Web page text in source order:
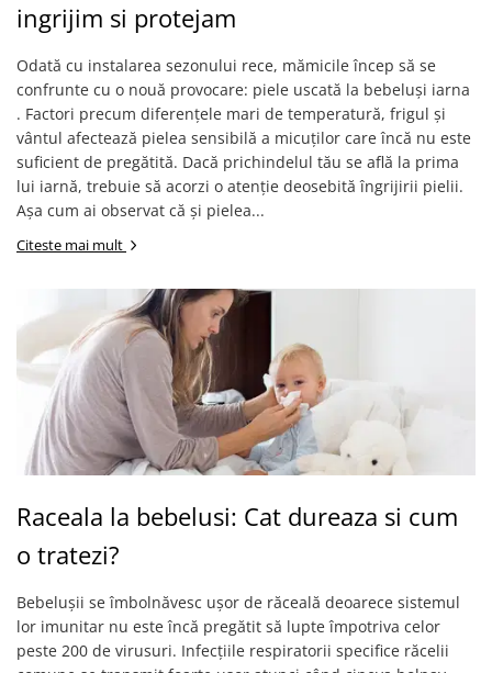
ingrijim si protejam
Odată cu instalarea sezonului rece, mămicile încep să se
confrunte cu o nouă provocare: piele uscată la bebeluși iarna
. Factori precum diferențele mari de temperatură, frigul și
vântul afectează pielea sensibilă a micuților care încă nu este
suficient de pregătită. Dacă prichindelul tău se află la prima
lui iarnă, trebuie să acorzi o atenție deosebită îngrijirii pielii.
Așa cum ai observat că și pielea...
Citeste mai mult
Raceala la bebelusi: Cat dureaza si cum
o tratezi?
Bebelușii se îmbolnăvesc ușor de răceală deoarece sistemul
lor imunitar nu este încă pregătit să lupte împotriva celor
peste 200 de virusuri. Infecțiile respiratorii specifice răcelii